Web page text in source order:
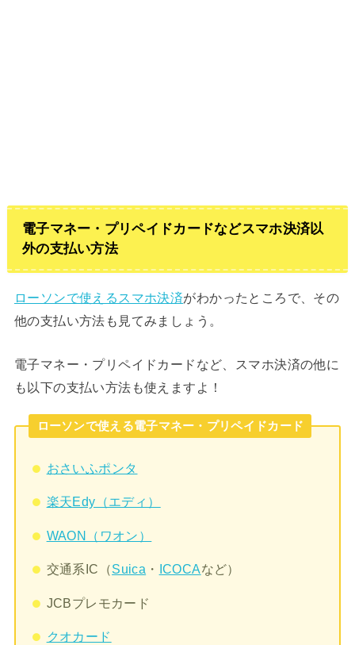
電子マネー・プリペイドカードなどスマホ決済以
外の支払い方法
ローソンで使えるスマホ決済がわかったところで、その
他の支払い方法も見てみましょう。
電子マネー・プリペイドカードなど、スマホ決済の他に
も以下の支払い方法も使えますよ！
ローソンで使える電子マネー・プリペイドカード
おさいふポンタ
楽天Edy（エディ）
WAON（ワオン）
交通系IC（Suica ・ ICOCAなど）
JCBプレモカード
クオカード